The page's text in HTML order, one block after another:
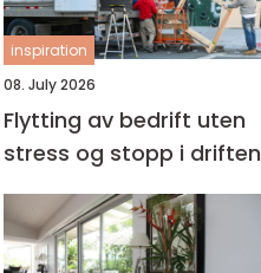
inspiration
08. July 2026
Flytting av bedrift uten
stress og stopp i driften